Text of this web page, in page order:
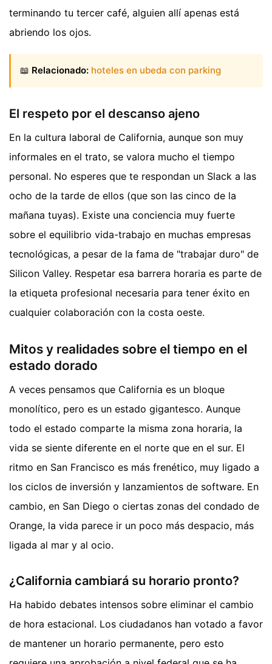
terminando tu tercer café, alguien allí apenas está
abriendo los ojos.
📖 Relacionado: hoteles en ubeda con parking
El respeto por el descanso ajeno
En la cultura laboral de California, aunque son muy
informales en el trato, se valora mucho el tiempo
personal. No esperes que te respondan un Slack a las
ocho de la tarde de ellos (que son las cinco de la
mañana tuyas). Existe una conciencia muy fuerte
sobre el equilibrio vida-trabajo en muchas empresas
tecnológicas, a pesar de la fama de "trabajar duro" de
Silicon Valley. Respetar esa barrera horaria es parte de
la etiqueta profesional necesaria para tener éxito en
cualquier colaboración con la costa oeste.
Mitos y realidades sobre el tiempo en el
estado dorado
A veces pensamos que California es un bloque
monolítico, pero es un estado gigantesco. Aunque
todo el estado comparte la misma zona horaria, la
vida se siente diferente en el norte que en el sur. El
ritmo en San Francisco es más frenético, muy ligado a
los ciclos de inversión y lanzamientos de software. En
cambio, en San Diego o ciertas zonas del condado de
Orange, la vida parece ir un poco más despacio, más
ligada al mar y al ocio.
¿California cambiará su horario pronto?
Ha habido debates intensos sobre eliminar el cambio
de hora estacional. Los ciudadanos han votado a favor
de mantener un horario permanente, pero esto